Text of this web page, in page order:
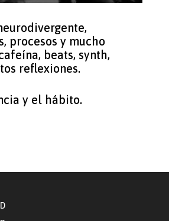
procesos y mucho
beats, synth,
reflexiones.
y el hábito.